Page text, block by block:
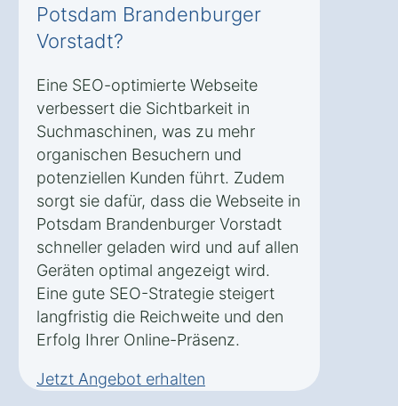
Potsdam Brandenburger
Vorstadt?
Eine SEO-optimierte Webseite
verbessert die Sichtbarkeit in
Suchmaschinen, was zu mehr
organischen Besuchern und
potenziellen Kunden führt. Zudem
sorgt sie dafür, dass die Webseite in
Potsdam Brandenburger Vorstadt
schneller geladen wird und auf allen
Geräten optimal angezeigt wird.
Eine gute SEO-Strategie steigert
langfristig die Reichweite und den
Erfolg Ihrer Online-Präsenz.
Jetzt Angebot erhalten